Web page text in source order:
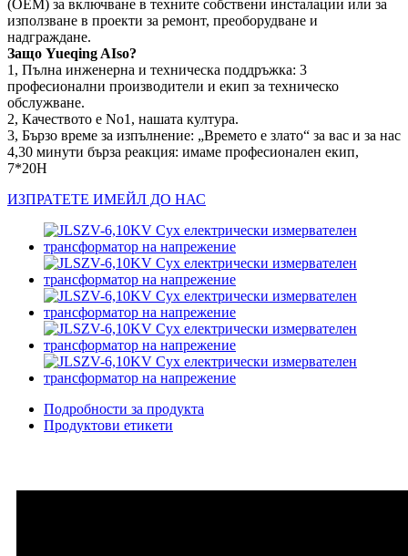
(OEM) за включване в техните собствени инсталации или за
използване в проекти за ремонт, преоборудване и
надграждане.
Защо Yueqing AIso?
1, Пълна инженерна и техническа поддръжка: 3
професионални производители и екип за техническо
обслужване.
2, Качеството е No1, нашата култура.
3, Бързо време за изпълнение: „Времето е злато“ за вас и за нас
4,30 минути бърза реакция: имаме професионален екип,
7*20H
ИЗПРАТЕТЕ ИМЕЙЛ ДО НАС
Подробности за продукта
Продуктови етикети